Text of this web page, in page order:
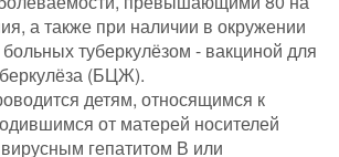
а также при наличии в окружении
туберкулёзом - вакциной для
(БЦЖ).
детям, относящимся к
от матерей носителей
гепатитом В или